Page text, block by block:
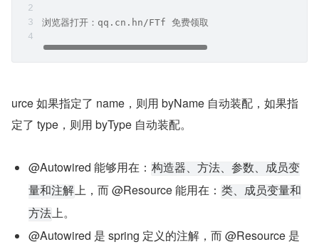
浏览器打开：qq.cn.hn/FTf 免费领取
urce 如果指定了 name，则用 byName 自动装配，如果指
定了 type，则用 byType 自动装配。
@Autowired 能够用在： 构造器、方法、参数、成员变
量和注解上，而 @Resource 能用在： 类、成员变量和
方法上。
@Autowired 是 spring 定义的注解，而 @Resource 是